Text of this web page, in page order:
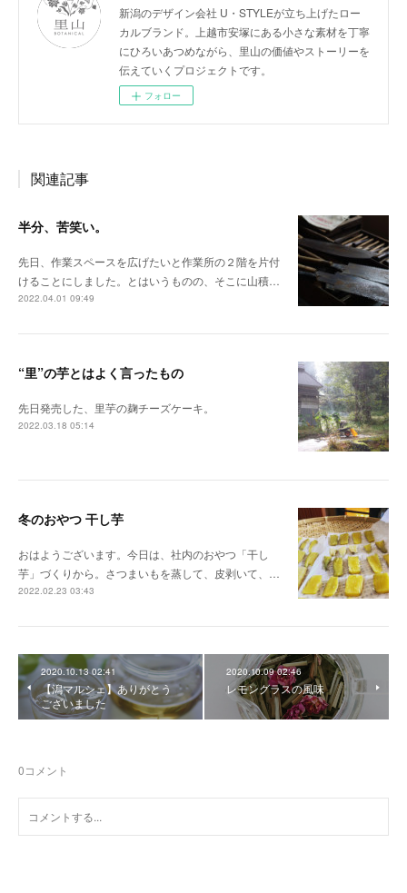
新潟のデザイン会社 U・STYLEが立ち上げたロー
カルブランド。上越市安塚にある小さな素材を丁寧
にひろいあつめながら、里山の価値やストーリーを
伝えていくプロジェクトです。
フォロー
関連記事
半分、苦笑い。
先日、作業スペースを広げたいと作業所の２階を片付
けることにしました。とはいうものの、そこに山積…
2022.04.01 09:49
“里”の芋とはよく言ったもの
先日発売した、里芋の麹チーズケーキ。
2022.03.18 05:14
冬のおやつ 干し芋
おはようございます。今日は、社内のおやつ「干し
芋」づくりから。さつまいもを蒸して、皮剥いて、…
2022.02.23 03:43
2020.10.13 02:41
【潟マルシェ】ありがとう
ございました
2020.10.09 02:46
レモングラスの風味
0コメント